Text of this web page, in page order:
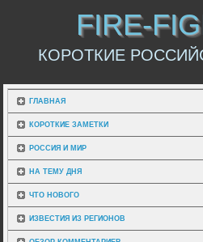
FIRE-
КОРОТКИЕ
ГЛАВНАЯ
КОРОТКИЕ ЗАМЕТКИ
РОССИЯ И МИР
НА ТЕМУ ДНЯ
ЧТО НОВОГО
ИЗВЕСТИЯ ИЗ РЕГИОНОВ